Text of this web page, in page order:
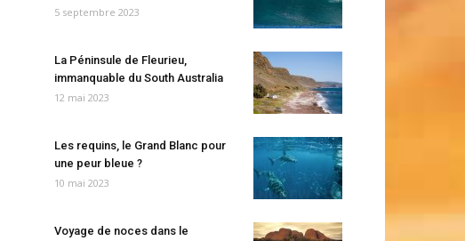
5 septembre 2023
La Péninsule de Fleurieu,
immanquable du South Australia
12 mai 2023
Les requins, le Grand Blanc pour
une peur bleue ?
10 mai 2023
Voyage de noces dans le